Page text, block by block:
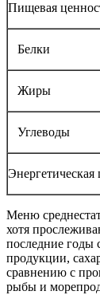
Пищевая
Белки
Жиры
Углеводы
Энергетическая
Меню
хотя
последние годы
продукции,
сравнению с
рыбы и